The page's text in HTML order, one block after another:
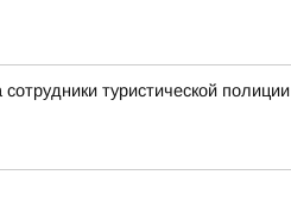
туристической полиции